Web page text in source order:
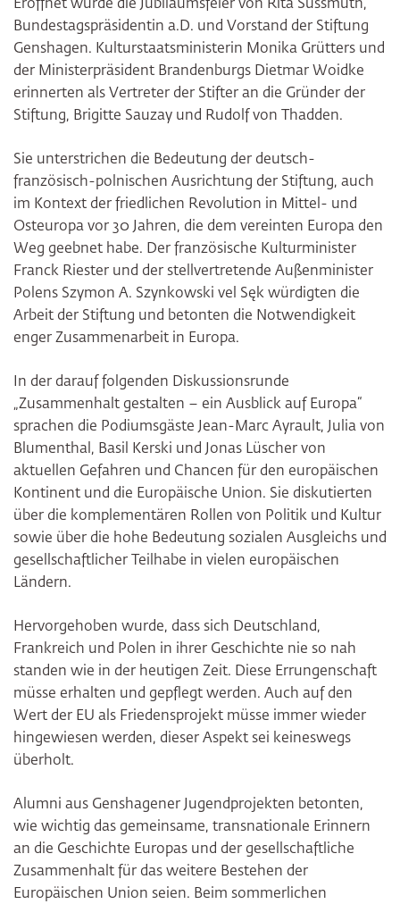
Eröffnet wurde die Jubiläumsfeier von Rita Süssmuth,
Bundestagspräsidentin a.D. und Vorstand der Stiftung
Genshagen. Kulturstaatsministerin Monika Grütters und
der Ministerpräsident Brandenburgs Dietmar Woidke
erinnerten als Vertreter der Stifter an die Gründer der
Stiftung, Brigitte Sauzay und Rudolf von Thadden.
Sie unterstrichen die Bedeutung der deutsch-
französisch-polnischen Ausrichtung der Stiftung, auch
im Kontext der friedlichen Revolution in Mittel- und
Osteuropa vor 30 Jahren, die dem vereinten Europa den
Weg geebnet habe. Der französische Kulturminister
Franck Riester und der stellvertretende Außenminister
Polens Szymon A. Szynkowski vel Sęk würdigten die
Arbeit der Stiftung und betonten die Notwendigkeit
enger Zusammenarbeit in Europa.
In der darauf folgenden Diskussionsrunde
„Zusammenhalt gestalten – ein Ausblick auf Europa“
sprachen die Podiumsgäste Jean-Marc Ayrault, Julia von
Blumenthal, Basil Kerski und Jonas Lüscher von
aktuellen Gefahren und Chancen für den europäischen
Kontinent und die Europäische Union. Sie diskutierten
über die komplementären Rollen von Politik und Kultur
sowie über die hohe Bedeutung sozialen Ausgleichs und
gesellschaftlicher Teilhabe in vielen europäischen
Ländern.
Hervorgehoben wurde, dass sich Deutschland,
Frankreich und Polen in ihrer Geschichte nie so nah
standen wie in der heutigen Zeit. Diese Errungenschaft
müsse erhalten und gepflegt werden. Auch auf den
Wert der EU als Friedensprojekt müsse immer wieder
hingewiesen werden, dieser Aspekt sei keineswegs
überholt.
Alumni aus Genshagener Jugendprojekten betonten,
wie wichtig das gemeinsame, transnationale Erinnern
an die Geschichte Europas und der gesellschaftliche
Zusammenhalt für das weitere Bestehen der
Europäischen Union seien. Beim sommerlichen